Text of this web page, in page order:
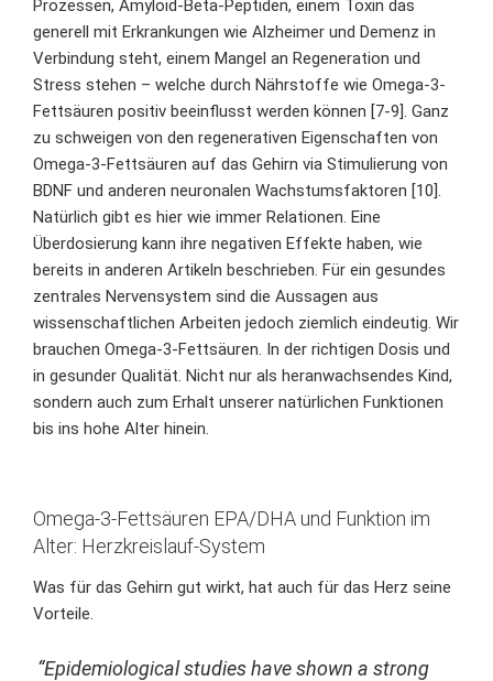
Prozessen, Amyloid-Beta-Peptiden, einem Toxin das
generell mit Erkrankungen wie Alzheimer und Demenz in
Verbindung steht, einem Mangel an Regeneration und
Stress stehen – welche durch Nährstoffe wie Omega-3-
Fettsäuren positiv beeinflusst werden können [7-9]. Ganz
zu schweigen von den regenerativen Eigenschaften von
Omega-3-Fettsäuren auf das Gehirn via Stimulierung von
BDNF und anderen neuronalen Wachstumsfaktoren [10].
Natürlich gibt es hier wie immer Relationen. Eine
Überdosierung kann ihre negativen Effekte haben, wie
bereits in anderen Artikeln beschrieben . Für ein gesundes
zentrales Nervensystem sind die Aussagen aus
wissenschaftlichen Arbeiten jedoch ziemlich eindeutig. Wir
brauchen Omega-3-Fettsäuren. In der richtigen Dosis und
in gesunder Qualität. Nicht nur als heranwachsendes Kind,
sondern auch zum Erhalt unserer natürlichen Funktionen
bis ins hohe Alter hinein.
Omega-3-Fettsäuren EPA/DHA und Funktion im
Alter: Herzkreislauf-System
Was für das Gehirn gut wirkt, hat auch für das Herz seine
Vorteile.
“Epidemiological studies have shown a strong